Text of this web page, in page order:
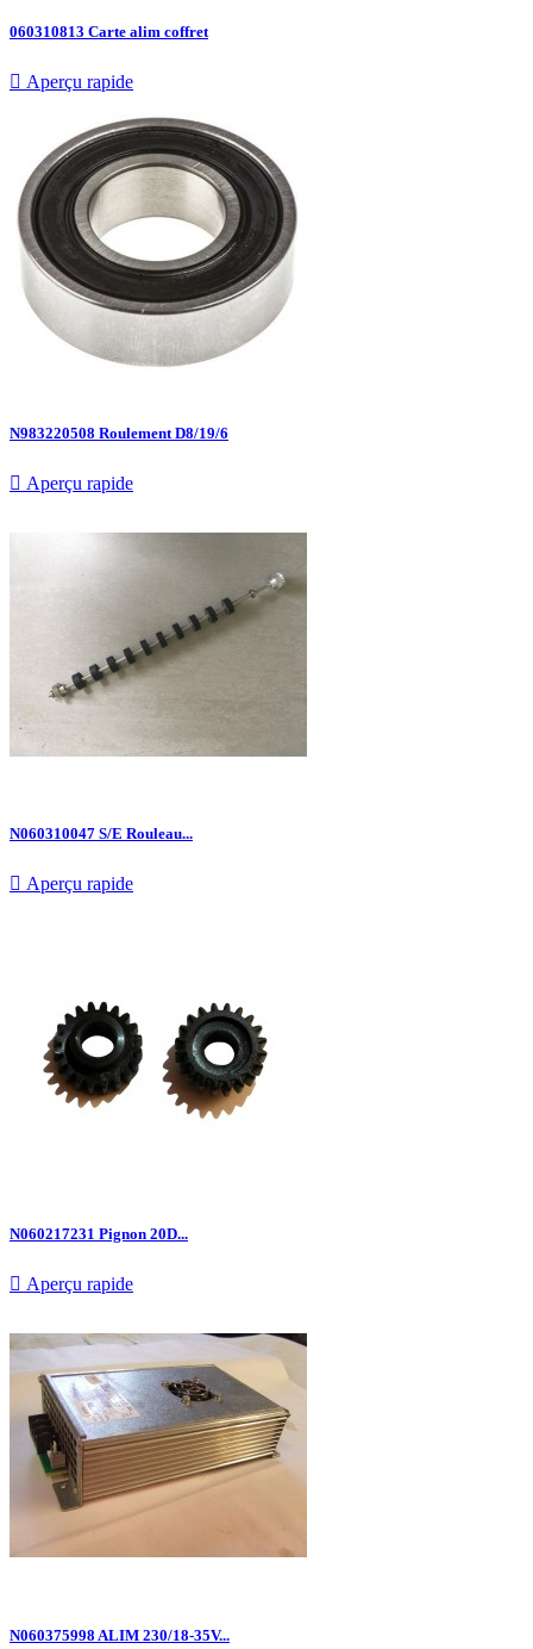
060310813 Carte alim coffret
 Aperçu rapide
N983220508 Roulement D8/19/6
 Aperçu rapide
N060310047 S/E Rouleau...
 Aperçu rapide
N060217231 Pignon 20D...
 Aperçu rapide
N060375998 ALIM 230/18-35V...